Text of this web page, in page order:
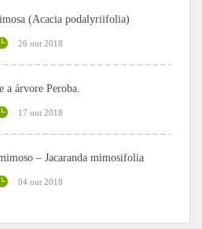
(Acacia podalyriifolia)
26 out 2018
a árvore Peroba.
17 out 2018
– Jacaranda mimosifolia
04 out 2018